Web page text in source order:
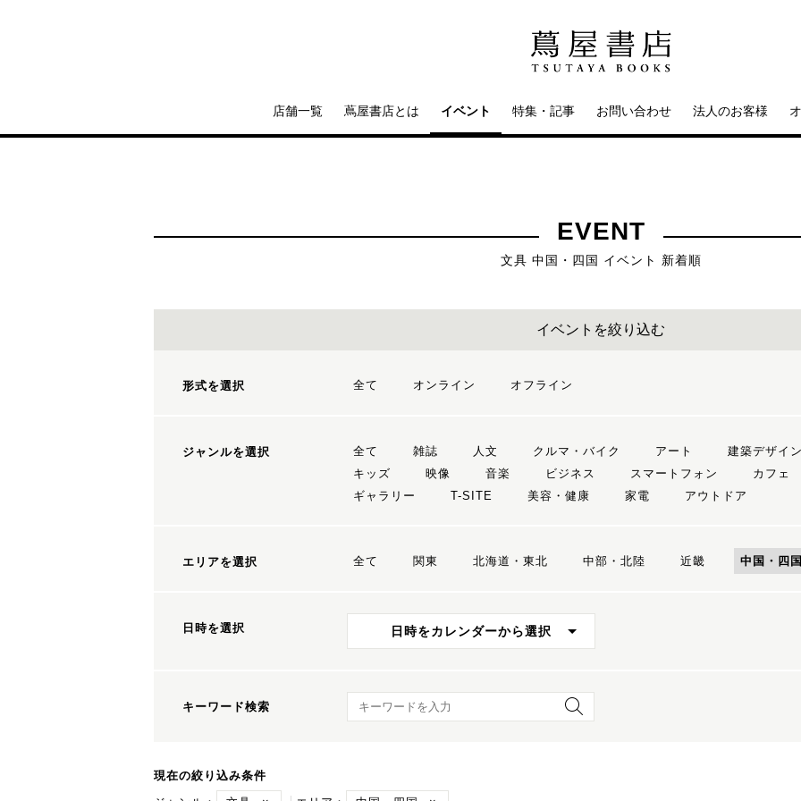
店舗一覧 蔦屋書店とは イベント 特集・記事 お問い合わせ 法人のお客様
EVENT
文具 中国・四国 イベント 新着順
イベントを絞り込む
形式を選択 全て オンライン オフライン
ジャンルを選択 全て 雑誌 人文 クルマ・バイク アート 建築デザイン
キッズ
映像 音楽 ビジネス スマートフォン カフェ
ギャラリー
T-SITE 美容・健康 家電 アウトドア
エリアを選択 全て 関東 北海道・東北 中部・北陸 近畿 中国・四国
日時を選択 日時をカレンダーから選択
キーワード検索 キーワード検索
現在の絞り込み条件